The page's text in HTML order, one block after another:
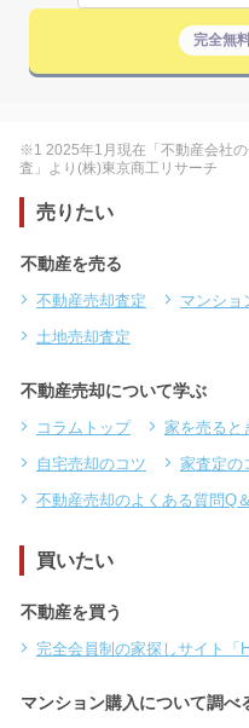
完全無
※1 2025年1月現在「不動産会社
査」より(株)東京商工リサーチ
売りたい
不動産を売る
不動産売却査定 マンショ
土地売却査定
不動産売却について学ぶ
コラムトップ 家を売ると
自宅売却のコツ
家査定の
不動産売却のよくある質問Q
買いたい
不動産を買う
完全会員制の家探しサイト「
マンション購入について調べ